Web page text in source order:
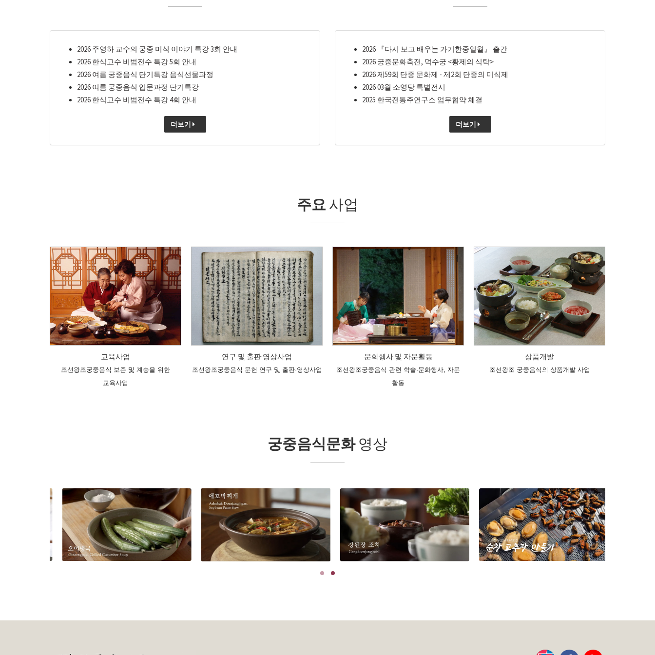
2026 주영하 교수의 궁중 미식 이야기 특강 3회 안내
2026 한식고수 비법전수 특강 5회 안내
2026 여름 궁중음식 단기특강 음식선물과정
2026 여름 궁중음식 입문과정 단기특강
2026 한식고수 비법전수 특강 4회 안내
더보기
2026 『다시 보고 배우는 가기한중일월』 출간
2026 궁중문화축전, 덕수궁 <황제의 식탁>
2026 제59회 단종 문화제 - 제2회 단종의 미식제
2026 03월 소영당 특별전시
2025 한국전통주연구소 업무협약 체결
더보기
주요 사업
교육사업
조선왕조궁중음식 보존 및 계승을 위한
교육사업
연구 및 출판·영상사업
조선왕조궁중음식 문헌 연구 및 출판·영상사업
문화행사 및 자문활동
조선왕조궁중음식 관련 학술·문화행사, 자문
활동
상품개발
조선왕조 궁중음식의 상품개발 사업
궁중음식문화영상